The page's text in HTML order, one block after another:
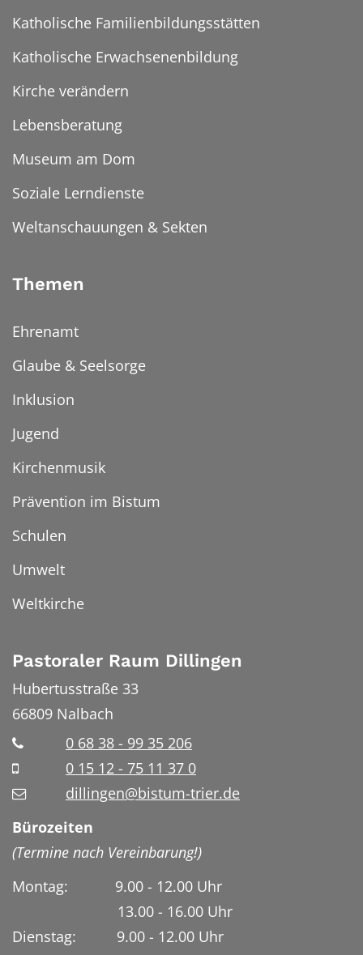
Katholische Familienbildungsstätten
Katholische Erwachsenenbildung
Kirche verändern
Lebensberatung
Museum am Dom
Soziale Lerndienste
Weltanschauungen & Sekten
Themen
Ehrenamt
Glaube & Seelsorge
Inklusion
Jugend
Kirchenmusik
Prävention im Bistum
Schulen
Umwelt
Weltkirche
Pastoraler Raum Dillingen
Hubertusstraße 33
66809 Nalbach
0 68 38 - 99 35 206
0 15 12 - 75 11 37 0
dillingen@bistum-trier.de
Bürozeiten
(Termine nach Vereinbarung!)
Montag: 9.00 - 12.00 Uhr
13.00 - 16.00 Uhr
Dienstag:
9.00 - 12.00 Uhr